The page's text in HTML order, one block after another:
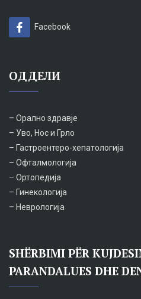
Facebook
ОДДЕЛИ
– Орално здравје
– Уво, Нос и Грло
– Гастроентеро-хепатологија
– Офталмологија
– Ортопедија
– Гинекологија
– Неврологија
SHËRBIMI PËR
PARANDALUES DHE